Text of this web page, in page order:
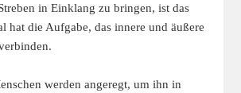
in Einklang zu bringen, ist das
hat die Aufgabe, das innere und äußere
werden angeregt, um ihn in